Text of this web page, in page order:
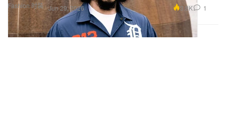
Fashion 时装 Jun 29, 2026 3.8K 1